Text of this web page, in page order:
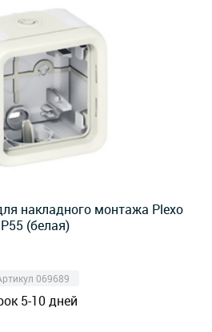
накладного монтажа Plexo
(белая)
069689
5-10 дней